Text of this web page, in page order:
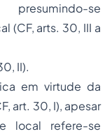
se
(CF, arts. 30, III a
II).
em virtude da
art. 30, I), apesar
local refere-se